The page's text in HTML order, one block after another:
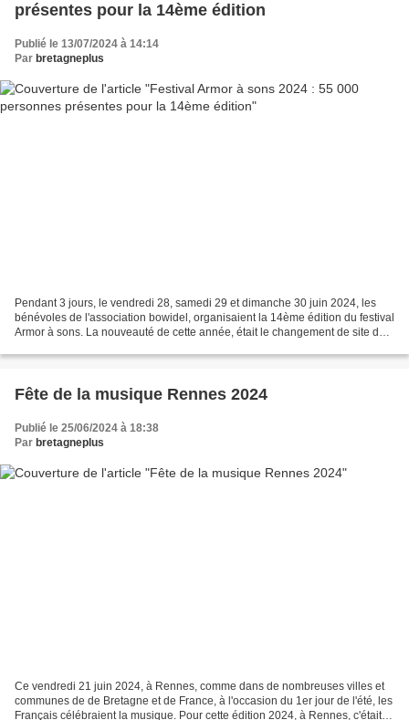
présentes pour la 14ème édition
Publié le 13/07/2024 à 14:14
Par bretagneplus
Pendant 3 jours, le vendredi 28, samedi 29 et dimanche 30 juin 2024, les
bénévoles de l'association bowidel, organisaient la 14ème édition du festival
Armor à sons. La nouveauté de cette année, était le changement de site du
Fête de la musique Rennes 2024
Publié le 25/06/2024 à 18:38
Par bretagneplus
Ce vendredi 21 juin 2024, à Rennes, comme dans de nombreuses villes et
communes de de Bretagne et de France, à l'occasion du 1er jour de l'été, les
Français célébraient la musique. Pour cette édition 2024, à Rennes, c'était